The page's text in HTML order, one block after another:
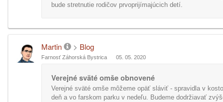
bude stretnutie rodičov prvoprijímajúcich detí.
Martin > Blog
Farnosť Záhorská Bystrica 05. 05. 2020
Verejné sväté omše obnovené
Verejné sväté omše môžeme opäť sláviť - spravidla v
deň a vo farskom parku v nedeľu. Budeme dodržiavať